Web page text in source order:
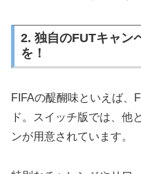
2. 独自のFUTキャン
を！
FIFAの醍醐味といえば、
ド。スイッチ版では、他
ンが用意されています。